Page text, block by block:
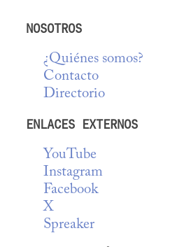
NOSOTROS
¿Quiénes somos?
Contacto
Directorio
ENLACES EXTERNOS
YouTube
Instagram
Facebook
X
Spreaker